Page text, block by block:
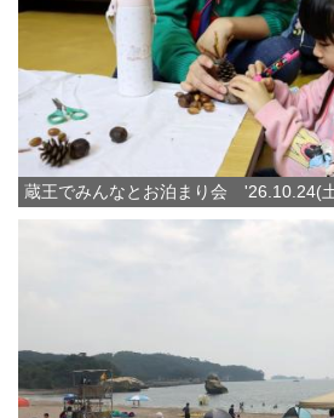
蔵王でみんなとお泊まり会 '26.10.24(